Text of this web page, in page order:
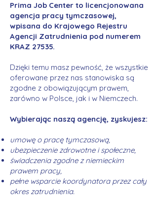
Prima Job Center to licencjonowana
agencja pracy tymczasowej,
wpisana do Krajowego Rejestru
Agencji Zatrudnienia pod numerem
KRAZ 27535.
Dzięki temu masz pewność, że wszystkie
oferowane przez nas stanowiska są
zgodne z obowiązującym prawem,
zarówno w Polsce, jak i w Niemczech.
Wybierając naszą agencję, zyskujesz:
umowę o pracę tymczasową,
ubezpieczenie zdrowotne i społeczne,
świadczenia zgodne z niemieckim
prawem pracy,
pełne wsparcie koordynatora przez cały
okres zatrudnienia.